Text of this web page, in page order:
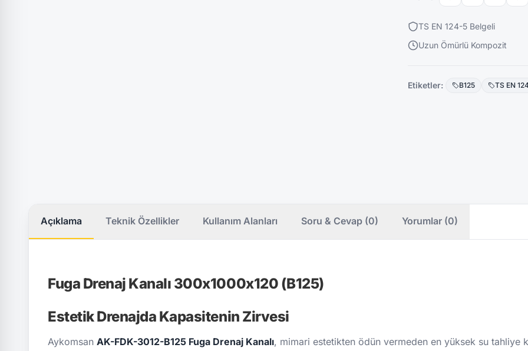
TS EN 124-5 Belgeli
Uzun Ömürlü Kompozit
Etiketler: B125 TS EN
Açıklama Teknik Özellikler Kullanım Alanları Soru & Cevap (0) Yorumlar (0)
Fuga Drenaj Kanalı 300x1000x120 (B125)
Estetik Drenajda Kapasitenin Zirvesi
Aykomsan AK-FDK-3012-B125 Fuga Drenaj Kanalı, mimari estetikten ödün vermeden en yüksek su